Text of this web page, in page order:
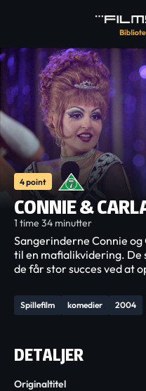
4 point
CONNIE &
1 time 34 minutter
Spillefilm komedier 2004
Sangerinderne Connie
til en mafialikvidering. De
de får stor succes ved at
DETALJER
Originaltitel